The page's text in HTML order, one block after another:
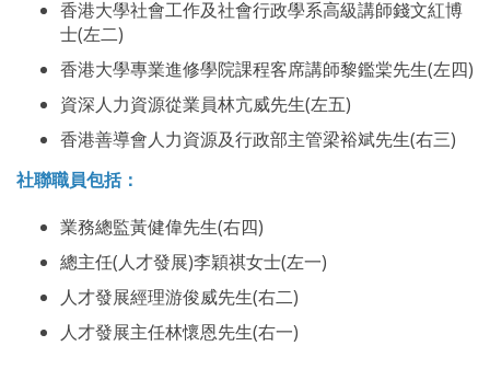
香港大學社會工作及社會行政學系高級講師錢文紅博
士(左二)
香港大學專業進修學院課程客席講師黎鑑棠先生(左四)
資深人力資源從業員林亢威先生(左五)
香港善導會人力資源及行政部主管梁裕斌先生(右三)
社聯職員包括：
業務總監黃健偉先生(右四)
總主任(人才發展)李穎祺女士(左一)
人才發展經理游俊威先生(右二)
人才發展主任林懷恩先生(右一)